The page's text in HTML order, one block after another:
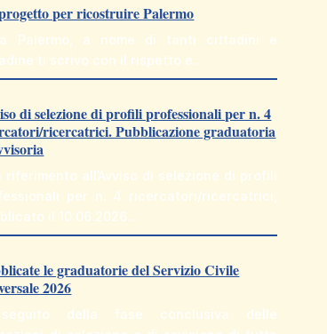
per ricostruire Palermo
Palermo, a nome di tanti cittadini e
ti scrivo con il rispetto e…
di selezione di profili professionali per n. 4
ricercatrici. Pubblicazione graduatoria
riferimento all’Avviso di selezione di profili
per n. 4 ricercatori/ricercatrici,
il 10.06.2026…
le graduatorie del Servizio Civile
2026
della fase conclusiva delle